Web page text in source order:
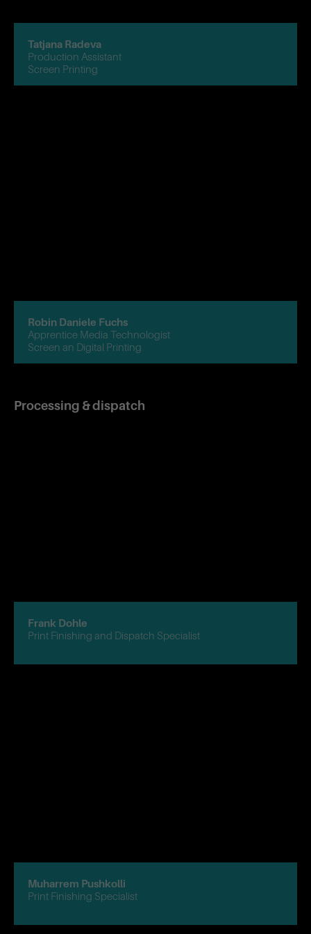
Tatjana Radeva
Production Assistant
Screen Printing
Robin Daniele Fuchs
Apprentice Media Technologist
Screen an Digital Printing
Processing & dispatch
Frank Dohle
Print Finishing and Dispatch Specialist
Muharrem Pushkolli
Print Finishing Specialist